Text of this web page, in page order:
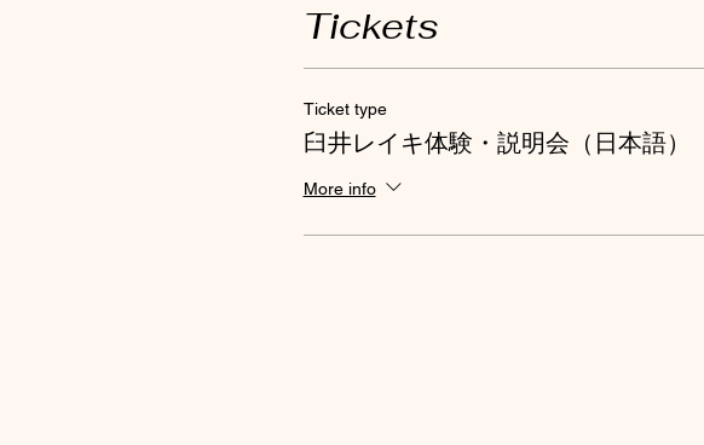
Tickets
Ticket type
臼井レイキ体験・説明会（日本語）
More info